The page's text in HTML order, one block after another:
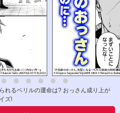
れるベリルの運命は? おっさん成り上が
ズ!